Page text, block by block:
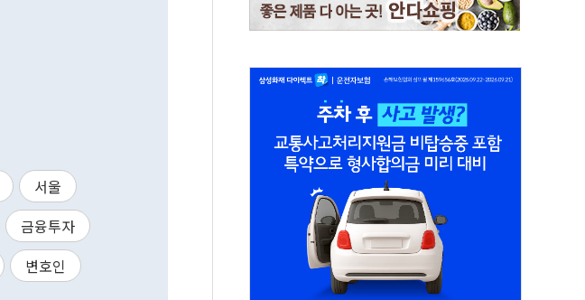
서울
금융투자
변호인